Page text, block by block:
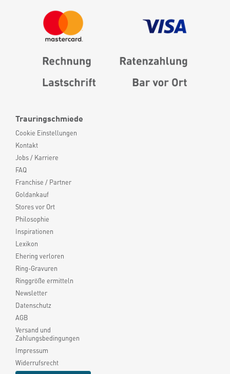
Trauringschmiede
Cookie Einstellungen
Kontakt
Jobs / Karriere
FAQ
Franchise / Partner
Goldankauf
Stores vor Ort
Philosophie
Inspirationen
Lexikon
Ehering verloren
Ring-Gravuren
Ringgröße ermitteln
Newsletter
Datenschutz
AGB
Versand und
Zahlungsbedingungen
Impressum
Widerrufsrecht